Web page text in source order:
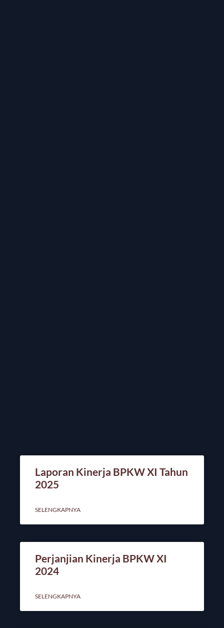
Laporan Kinerja BPKW XI Tahun
2025
SELENGKAPNYA
Perjanjian Kinerja BPKW XI
2024
SELENGKAPNYA